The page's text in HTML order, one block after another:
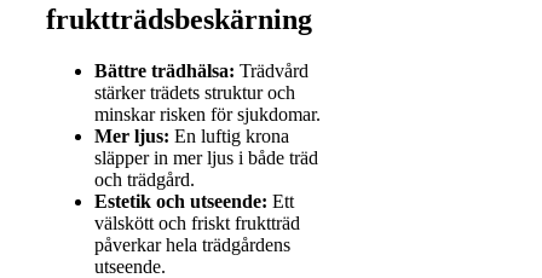
fruktträdsbeskärning
Bättre trädhälsa: Trädvård
stärker trädets struktur och
minskar risken för sjukdomar.
Mer ljus: En luftig krona
släpper in mer ljus i både träd
och trädgård.
Estetik och utseende: Ett
välskött och friskt fruktträd
påverkar hela trädgårdens
utseende.